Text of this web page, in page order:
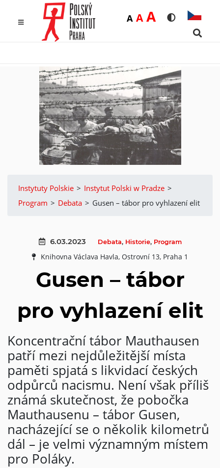
Rozmiar
ADomyślna
AŚrednia
ADużaWersja
Instytuty Polskie > Instytut Polski w Pradze >
Program > Debata > Gusen – tábor pro vyhlazení elit
6.03.2023 Debata, Historie, Program
Knihovna Václava Havla, Ostrovní 13, Praha 1
Gusen – tábor
pro vyhlazení elit
Koncentrační tábor Mauthausen
patří mezi nejdůležitější místa
paměti spjatá s likvidací českých
odpůrců nacismu. Není však příliš
známá skutečnost, že pobočka
Mauthausenu – tábor Gusen,
nacházející se o několik kilometrů
dál – je velmi významným místem
pro Poláky.